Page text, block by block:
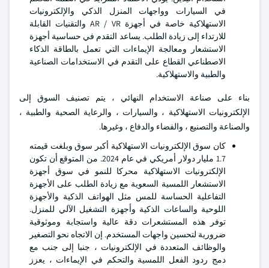
في السيارات وواجهات المنزل الذكي والإلكترونيات
الاستهلاكية خاصة في أجهزة AR / VR والتقنيات القابلة
للارتداء إلى زيادة الطلب. يساعد التقدم في حساسية أجهزة
الاستشعار ومعالجة الإيماءات التي تعمل بالطاقة الذكاء
الاصطناعي القطاع على التقدم في الاستخدامات الصناعية
والطبية والاستهلاكية.
بناء على صناعة الاستخدام النهائي ، يتم تصنيف السوق إلى
الإلكترونيات الاستهلاكية ، والسيارات ، والرعاية الصحية والطبية ،
والصناعة والتصنيع ، والفضاء والدفاع ، وغيرها.
كان سوق الإلكترونيات الاستهلاكية أكبر سوق وبلغت قيمته
1.7 مليار دولار أمريكي في عام 2024. من المتوقع أن تكون
الإلكترونيات الاستهلاكية محركا للنمو في سوق أجهزة
الاستشعار اللمسية السعوية مع زيادة الطلب على الأجهزة
التفاعلية الحساسة للمس مثل الهواتف الذكية والأجهزة
اللوحية والساعات الذكية وأجهزة التشغيل الآلي للمنزل.
توفر هذه المستشعرات دقة عالية واستجابة وموثوقية
ضرورية لتحسين واجهات المستخدم. إن الاتجاه نحو التصغير
والوظائف المتعددة في الإلكترونيات ، جنبا إلى جنب مع
دمج ردود الفعل اللمسية والتحكم في الإيماءات ، يعزز